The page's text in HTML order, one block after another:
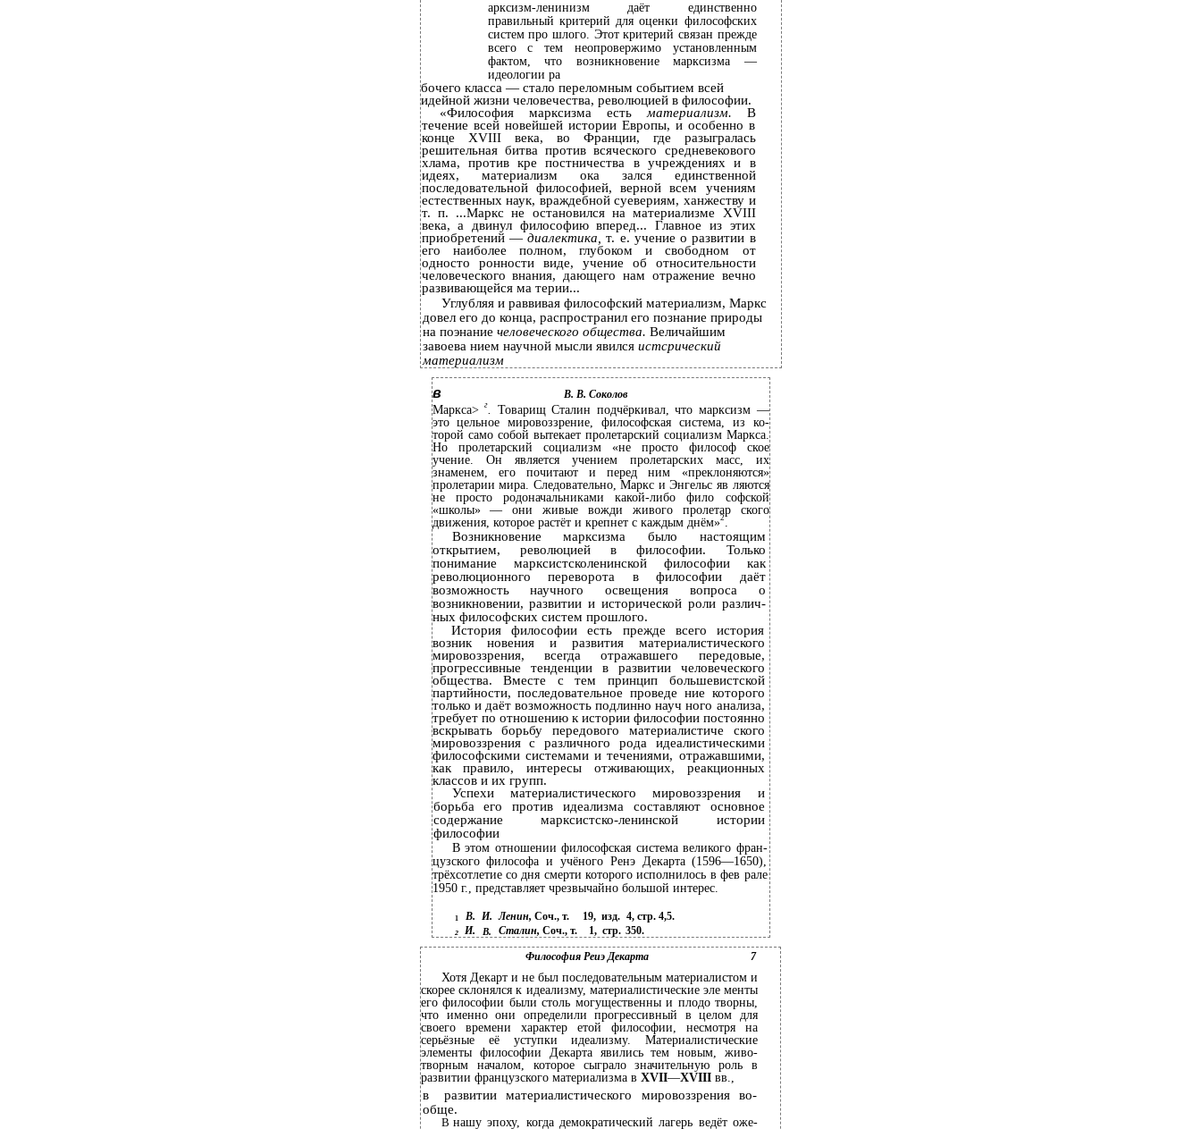
арксизм-ленинизм даёт единственно
правильный критерий для оценки философских
систем про­ шлого. Этот критерий связан прежде
всего с тем неопровержимо установленным
фактом, что возникновение марксизма —
идеологии ра­
бочего класса — стало переломным событием всей
идейной жизни человечества, революцией в философии.
«Философия марксизма есть материализм. В
течение всей новейшей истории Европы, и особенно в
конце XVIII века, во Франции, где разыгралась
решительная битва против всяческого средневекового
хлама, против кре­ постничества в учреждениях и в
идеях, материализм ока­ зался единственной
последовательной философией, верной всем учениям
естественных наук, враждебной суевериям, ханжеству и
т. п. ...Маркс не остановился на материализме XVIII
века, а двинул философию вперед... Главное из этих
приобретений — диалектика,т. е. учение о развитии в
его наиболее полном, глубоком и свободном от
односто­ ронности виде, учение об относительности
человеческого внания, дающего нам отражение вечно
развивающейся ма­ терии...
Углубляя и раввивая философский материализм, Маркс
довел его до конца, распространил его познание природы
на поэнание человеческого общества. Величайшим
завоева­ нием научной мысли явился истсрический
материализм
в В. В. Соколов
Маркса>г. Товарищ Сталин подчёркивал, что марксизм —
это цельное мировоззрение, философская система, из ко­
торой само собой вытекает пролетарский социализм Маркса.
Но пролетарский социализм «не просто философ­ ское
учение. Он является учением пролетарских масс, их
знаменем, его почитают и перед ним «преклоняются»
пролетарии мира. Следовательно, Маркс и Энгельс яв­ ляются
не просто родоначальниками какой-либо фило­ софской
«школы» — они живые вожди живого пролетар­ ского
движения, которое растёт и крепнет с каждым днём»2 .
Возникновение марксизма было настоящим
открытием, революцией в философии. Только
понимание марксистсколенинской философии как
революционного переворота в философии даёт
возможность научного освещения вопроса о
возникновении, развитии и исторической роли различ­
ных философских систем прошлого.
История философии есть прежде всего история
возник­ новения и развития материалистического
мировоззрения, всегда отражавшего передовые,
прогрессивные тенденции в развитии человеческого
общества. Вместе с тем принцип большевистской
партийности, последовательное проведе­ ние которого
только и даёт возможность подлинно науч­ ного анализа,
требует по отношению к истории философии постоянно
вскрывать борьбу передового материалистиче­ ского
мировоззрения с различного рода идеалистическими
философскими системами и течениями, отражавшими,
как правило, интересы отживающих, реакционных
классов и их групп.
Успехи материалистического мировоззрения и
борьба его против идеализма составляют основное
содержание марксистско-ленинской истории
философии
В этом отношении философская система великого фран­
цузского философа и учёного Ренэ Декарта (1596—1650),
трёхсотлетие со дня смерти которого исполнилось в фев­ рале
1950 г., представляет чрезвычайно большой интерес.
1 В. И. Ленин, Соч., т. 19, изд. 4, стр. 4,5.
2 И. В. Сталин, Соч., т. 1, стр. 350.
Философия Реиэ Декарта 7
Хотя Декарт и не был последовательным материалистом и
скорее склонялся к идеализму, материалистические эле­ менты
его философии были столь могущественны и плодо­ творны,
что именно они определили прогрессивный в целом для
своего времени характер етой философии, несмотря на
серьёзные её уступки идеализму. Материалистические
элементы философии Декарта явились тем новым, живо­
творным началом, которое сыграло значительную роль в
развитии французского материализма в XVII—XVIII вв.,
в
развитии материалистического мировоззрения во­
обще.
В нашу эпоху, когда демократический лагерь ведёт оже­